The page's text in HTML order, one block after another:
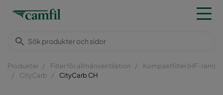
Produkter Filter för allmänventilation
Kompaktfilter (HF-ram)
CityCarb
CityCarb CH